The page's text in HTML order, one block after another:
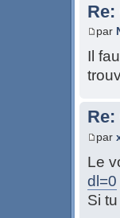
par
Il
par
Le
dl=0
Si